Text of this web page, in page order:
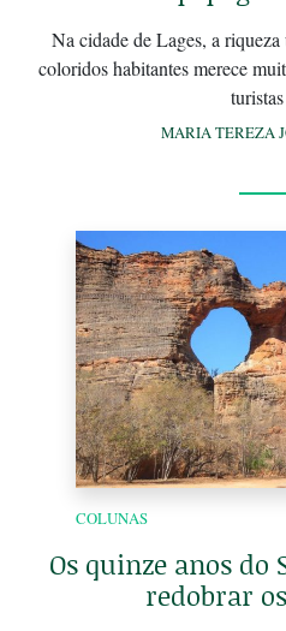
Na cidade de Lages, a riqueza
coloridos habitantes merece
turistas
MARIA TEREZA
COLUNAS
Os quinze anos do
redobrar